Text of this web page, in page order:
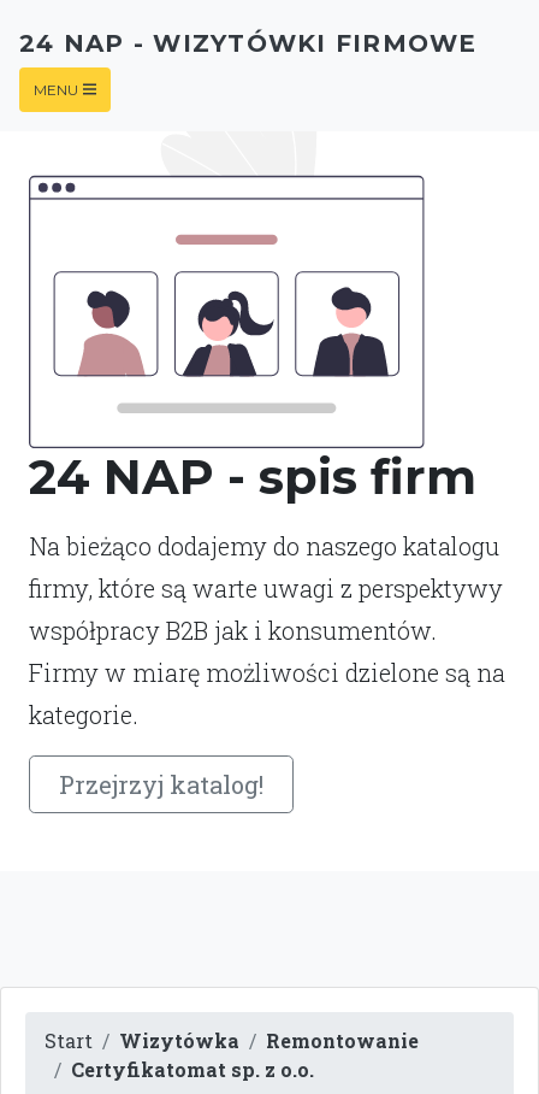
24 NAP - spis firm
Na bieżąco dodajemy do naszego katalogu
firmy, które są warte uwagi z perspektywy
współpracy B2B jak i konsumentów.
Firmy w miarę możliwości dzielone są na
kategorie.
Przejrzyj katalog!
24 NAP - WIZYTÓWKI FIRMOWE
MENU
Start Wizytówka
Remontowanie
Certyfikatomat sp. z o.o.